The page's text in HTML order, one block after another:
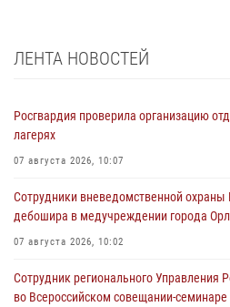
ЛЕНТА НОВОСТЕЙ
Росгвардия проверила организацию
лагерях
07 августа 2026, 10:07
Сотрудники вневедомственной охраны
дебошира в медучреждении города
07 августа 2026, 10:02
Сотрудник регионального Управления
во Всероссийском совещании-